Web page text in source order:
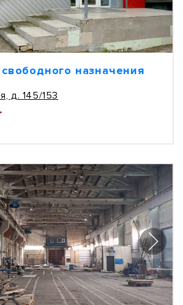
назначения
д. 145/153